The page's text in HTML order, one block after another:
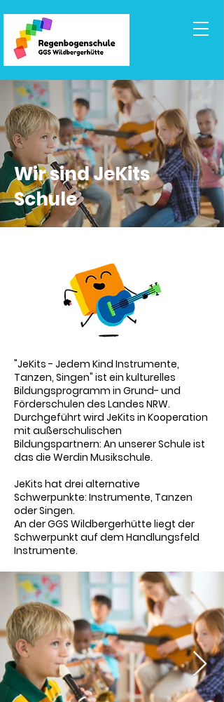
Wir sind JeKits
Schule
"JeKits - Jedem Kind Instrumente,
Tanzen, Singen" ist ein kulturelles
Bildungsprogramm in Grund- und
Förderschulen des Landes NRW.
Durchgeführt wird JeKits in Kooperation
mit außerschulischen
Bildungspartnern: An unserer Schule ist
das die Werdin Musikschule.
JeKits hat drei alternative
Schwerpunkte: Instrumente, Tanzen
oder Singen.
An der GGS Wildbergerhütte liegt der
Schwerpunkt auf dem Handlungsfeld
Instrumente.